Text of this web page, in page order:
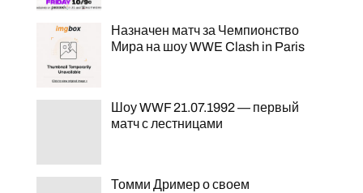
Назначен матч за Чемпионство
Мира на шоу WWE Clash in Paris
Шоу WWF 21.07.1992 — первый
матч с лестницами
Томми Дример о своем